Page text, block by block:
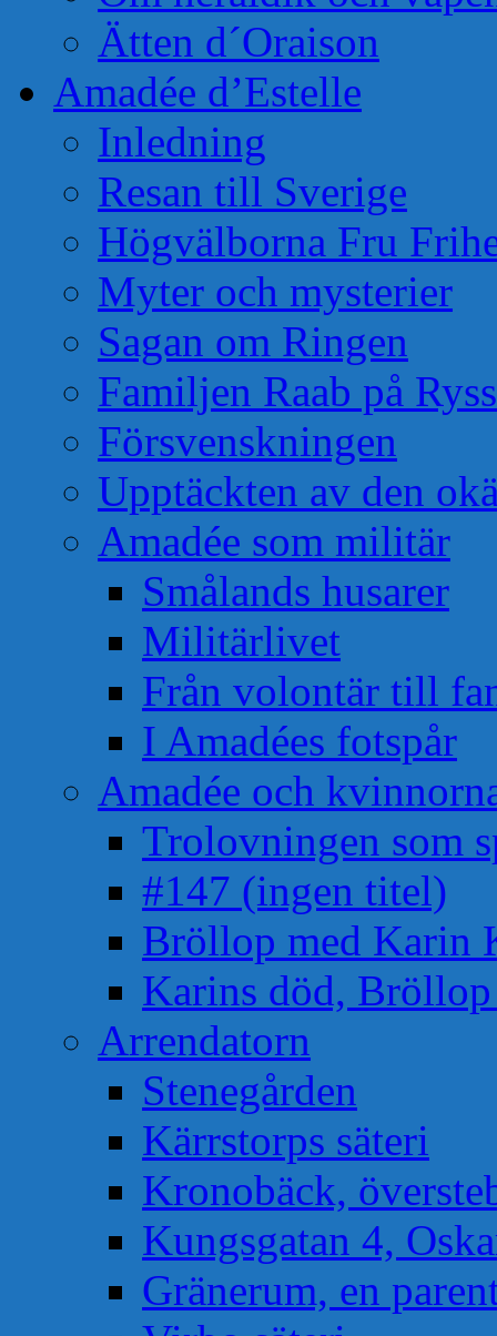
Ätten d´Oraison
Amadée d’Estelle
Inledning
Resan till Sverige
Högvälborna Fru
Myter och mysterier
Sagan om Ringen
Familjen Raab på
Försvenskningen
Upptäckten av den
Amadée som militär
Smålands husarer
Militärlivet
Från volontär till
I Amadées fotspår
Amadée och
Trolovningen som
#147 (ingen titel)
Bröllop med Karin
Karins död,
Arrendatorn
Stenegården
Kärrstorps säteri
Kronobäck,
Kungsgatan 4,
Gränerum, en